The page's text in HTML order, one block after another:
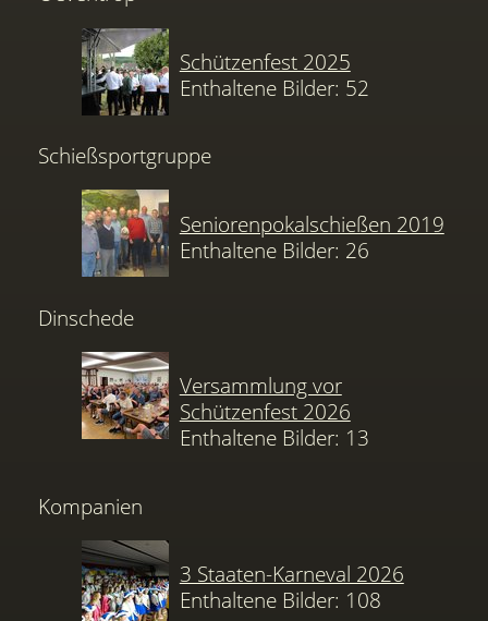
Schützenfest 2025
Enthaltene Bilder: 52
Schießsportgruppe
Seniorenpokalschießen 2019
Enthaltene Bilder: 26
Dinschede
Versammlung vor
Schützenfest 2026
Enthaltene Bilder: 13
Kompanien
3 Staaten-Karneval 2026
Enthaltene Bilder: 108